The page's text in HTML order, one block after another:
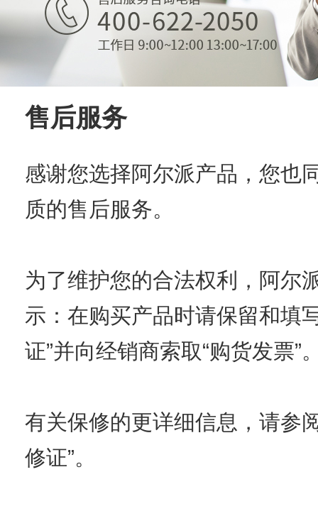
售后服务
感谢您选择阿尔派产品，您也
质的售后服务。
为了维护您的合法权利，阿尔
示：在购买产品时请保留和填
证”并向经销商索取“购货发票”
有关保修的更详细信息，请参
修证”。